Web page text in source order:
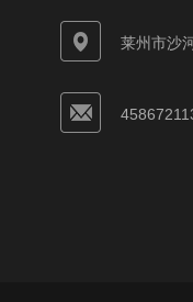
莱州市沙